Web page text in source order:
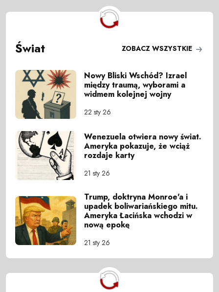
Świat ZOBACZ WSZYSTKIE
Nowy Bliski Wschód? Izrael
między traumą, wyborami a
widmem kolejnej wojny
22 sty 26
Wenezuela otwiera nowy świat.
Ameryka pokazuje, że wciąż
rozdaje karty
21 sty 26
Trump, doktryna Monroe'a i
upadek boliwariańskiego mitu.
Ameryka Łacińska wchodzi w
nową epokę
21 sty 26